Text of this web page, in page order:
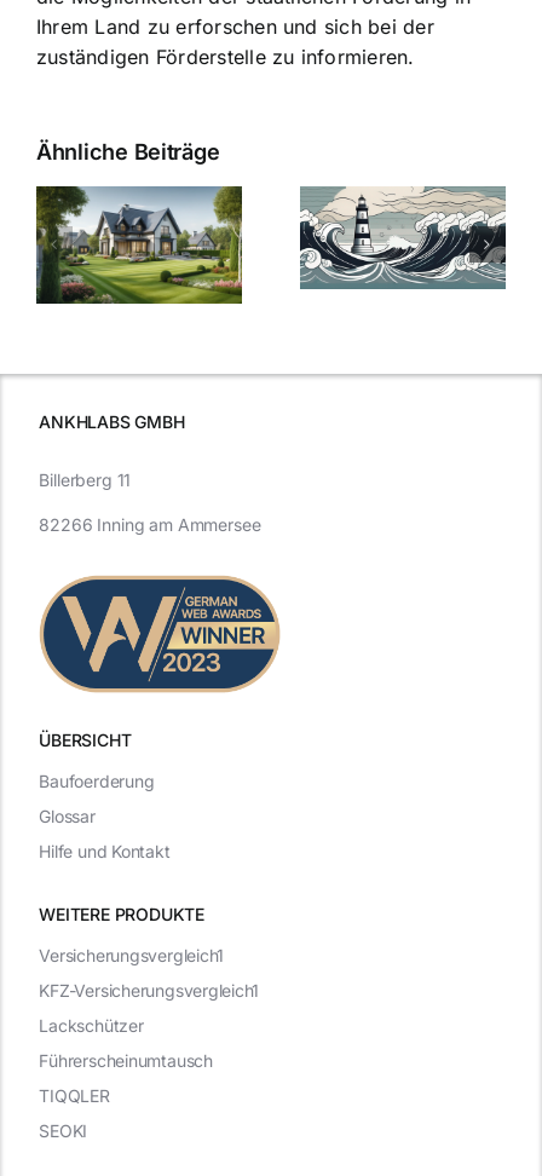
Ihrem Land zu erforschen und sich bei der
zuständigen Förderstelle zu informieren.
Ähnliche Beiträge
Bauzinsen im
Sturm: Die
aktuelle
Entwicklung
Die Evolution
der
Bauzinsen: Ein
Blick in die
ANKHLABS GMBH
ÜBERSICHT
WEITERE PRODUKTE
Versicherungsvergleich1
KFZ-Versicherungsvergleich1
Lackschützer
Führerscheinumtausch
TIQQLER
SEOKI
Billerberg 11
82266 Inning am Ammersee
Baufoerderung
Glossar
Hilfe und Kontakt